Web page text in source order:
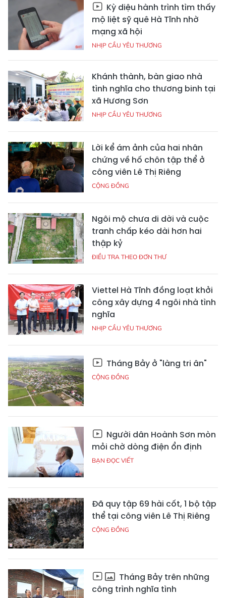
Kỳ diệu hành trình tìm thấy
mộ liệt sỹ quê Hà Tĩnh nhờ
mạng xã hội
NHỊP CẦU YÊU THƯƠNG
Khánh thành, bàn giao nhà
tình nghĩa cho thương binh tại
xã Hương Sơn
NHỊP CẦU YÊU THƯƠNG
Lời kể ám ảnh của hai nhân
chứng về hố chôn tập thể ở
công viên Lê Thị Riêng
CỘNG ĐỒNG
Ngôi mộ chưa di dời và cuộc
tranh chấp kéo dài hơn hai
thập kỷ
ĐIỀU TRA THEO ĐƠN THƯ
Viettel Hà Tĩnh đồng loạt khởi
công xây dựng 4 ngôi nhà tình
nghĩa
NHỊP CẦU YÊU THƯƠNG
Tháng Bảy ở "làng tri ân"
CỘNG ĐỒNG
Người dân Hoành Sơn mòn
mỏi chờ dòng điện ổn định
BẠN ĐỌC VIẾT
Đã quy tập 69 hài cốt, 1 bộ tập
thể tại công viên Lê Thị Riêng
CỘNG ĐỒNG
Tháng Bảy trên những
công trình nghĩa tình